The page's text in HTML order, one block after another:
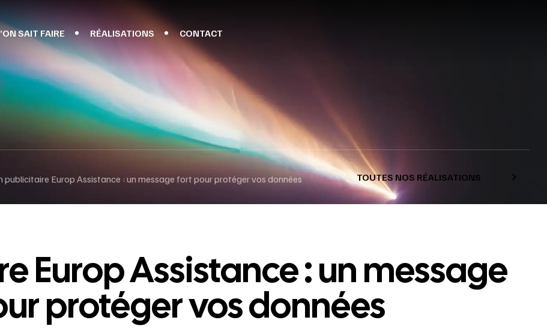
SAIT FAIRE RÉALISATIONS CONTACT
publicitaire Europ Assistance : un message fort pour protéger vos données TOUTES NOS RÉALISATIONS
Europ Assistance : un message
protéger vos données